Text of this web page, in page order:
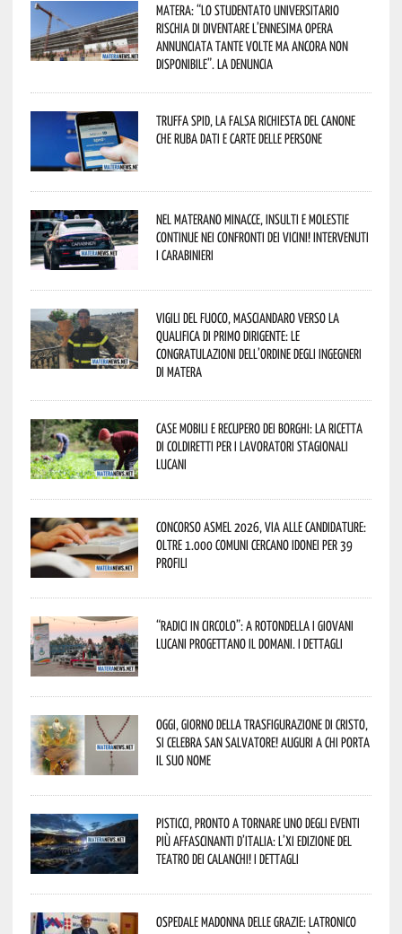
Matera: “Lo studentato universitario
rischia di diventare l’ennesima opera
annunciata tante volte ma ancora non
disponibile”. La denuncia
Truffa Spid, la falsa richiesta del canone
che ruba dati e carte delle persone
Nel materano minacce, insulti e molestie
continue nei confronti dei vicini! Intervenuti
i Carabinieri
Vigili del Fuoco, Masciandaro verso la
qualifica di Primo Dirigente: le
congratulazioni dell’Ordine degli Ingegneri
di Matera
Case mobili e recupero dei borghi: la ricetta
di Coldiretti per i lavoratori stagionali
lucani
Concorso Asmel 2026, via alle candidature:
oltre 1.000 Comuni cercano idonei per 39
profili
“Radici in Circolo”: a Rotondella i giovani
lucani progettano il domani. I dettagli
Oggi, giorno della Trasfigurazione di Cristo,
si celebra San Salvatore! Auguri a chi porta
il suo nome
Pisticci, pronto a tornare uno degli eventi
più affascinanti d’Italia: l’XI edizione del
Teatro dei Calanchi! I dettagli
Ospedale Madonna delle Grazie: Latronico